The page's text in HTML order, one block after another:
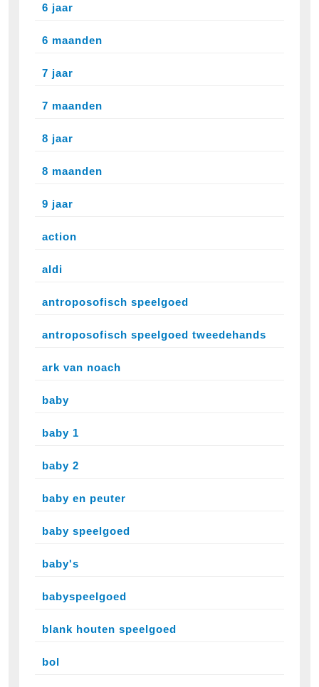
6 jaar
6 maanden
7 jaar
7 maanden
8 jaar
8 maanden
9 jaar
action
aldi
antroposofisch speelgoed
antroposofisch speelgoed tweedehands
ark van noach
baby
baby 1
baby 2
baby en peuter
baby speelgoed
baby's
babyspeelgoed
blank houten speelgoed
bol